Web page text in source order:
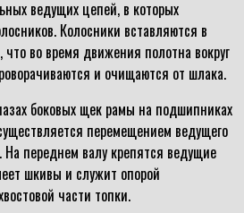
ведущих цепей, в которых
Колосники вставляются в
во время движения полотна вокруг
и очищаются от шлака.
боковых щек рамы на подшипниках
перемещением ведущего
переднем валу крепятся ведущие
шкивы и служит опорой
части топки.